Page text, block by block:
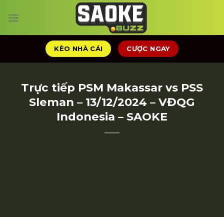
đến
KÈO NHÀ CÁI CƯỢC NGAY
Trực tiếp PSM Makassar vs PSS
Sleman – 13/12/2024 – VĐQG
Indonesia – SAOKE